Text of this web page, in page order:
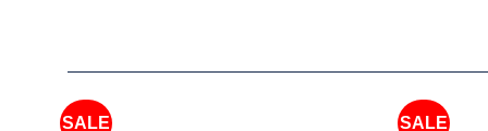
SALE SALE